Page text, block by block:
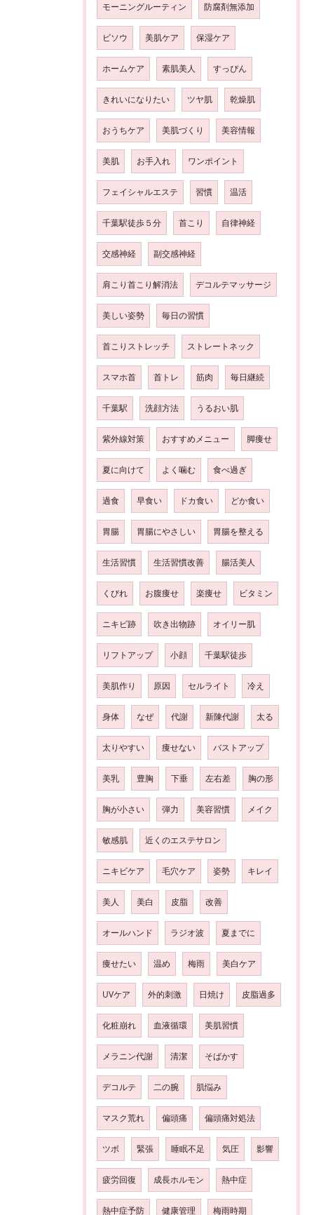
モーニングルーティン 防腐剤無添加
ビソウ 美肌ケア 保湿ケア
ホームケア 素肌美人 すっぴん
きれいになりたい ツヤ肌 乾燥肌
おうちケア 美肌づくり 美容情報
美肌 お手入れ ワンポイント
フェイシャルエステ 習慣 温活
千葉駅徒歩５分 首こり 自律神経
交感神経 副交感神経
肩こり首こり解消法 デコルテマッサージ
美しい姿勢 毎日の習慣
首こりストレッチ ストレートネック
スマホ首 首トレ 筋肉 毎日継続
千葉駅 洗顔方法 うるおい肌
紫外線対策 おすすめメニュー 脚痩せ
夏に向けて よく噛む 食べ過ぎ
過食 早食い ドカ食い どか食い
胃腸 胃腸にやさしい 胃腸を整える
生活習慣 生活習慣改善 腸活美人
くびれ お腹痩せ 楽痩せ ビタミン
ニキビ跡 吹き出物跡 オイリー肌
リフトアップ 小顔 千葉駅徒歩
美肌作り 原因 セルライト 冷え
身体 なぜ 代謝 新陳代謝 太る
太りやすい 痩せない バストアップ
美乳 豊胸 下垂 左右差 胸の形
胸が小さい 弾力 美容習慣 メイク
敏感肌 近くのエステサロン
ニキビケア 毛穴ケア 姿勢 キレイ
美人 美白 皮脂 改善
オールハンド ラジオ波 夏までに
痩せたい 温め 梅雨 美白ケア
UVケア 外的刺激 日焼け 皮脂過多
化粧崩れ 血液循環 美肌習慣
メラニン代謝 清潔 そばかす
デコルテ 二の腕 肌悩み
マスク荒れ 偏頭痛 偏頭痛対処法
ツボ 緊張 睡眠不足 気圧 影響
疲労回復 成長ホルモン 熱中症
熱中症予防 健康管理 梅雨時期